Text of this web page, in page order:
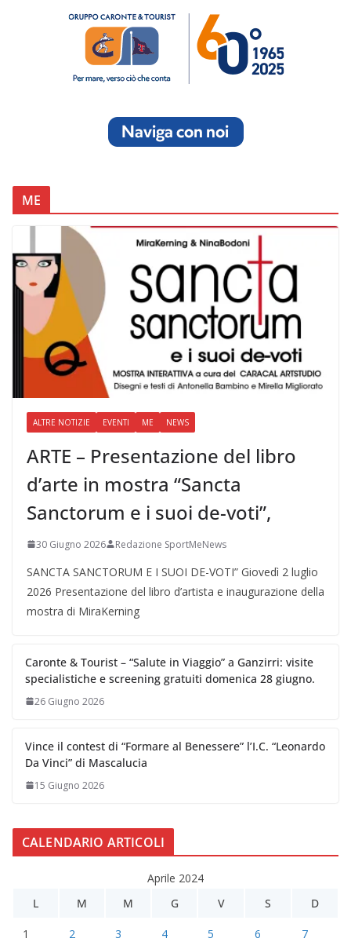
ME
ALTRE NOTIZIE EVENTI ME NEWS
ARTE – Presentazione del libro
d’arte in mostra “Sancta
Sanctorum e i suoi de-voti”,
30 Giugno 2026 Redazione SportMeNews
SANCTA SANCTORUM E I SUOI DE-VOTI” Giovedì 2 luglio
2026 Presentazione del libro d’artista e inaugurazione della
mostra di MiraKerning
Caronte & Tourist – “Salute in Viaggio” a Ganzirri: visite
specialistiche e screening gratuiti domenica 28 giugno.
26 Giugno 2026
Vince il contest di “Formare al Benessere” l’I.C. “Leonardo
Da Vinci” di Mascalucia
15 Giugno 2026
CALENDARIO ARTICOLI
Aprile 2024
L
M M G V S D
1 2 3 4 5 6 7